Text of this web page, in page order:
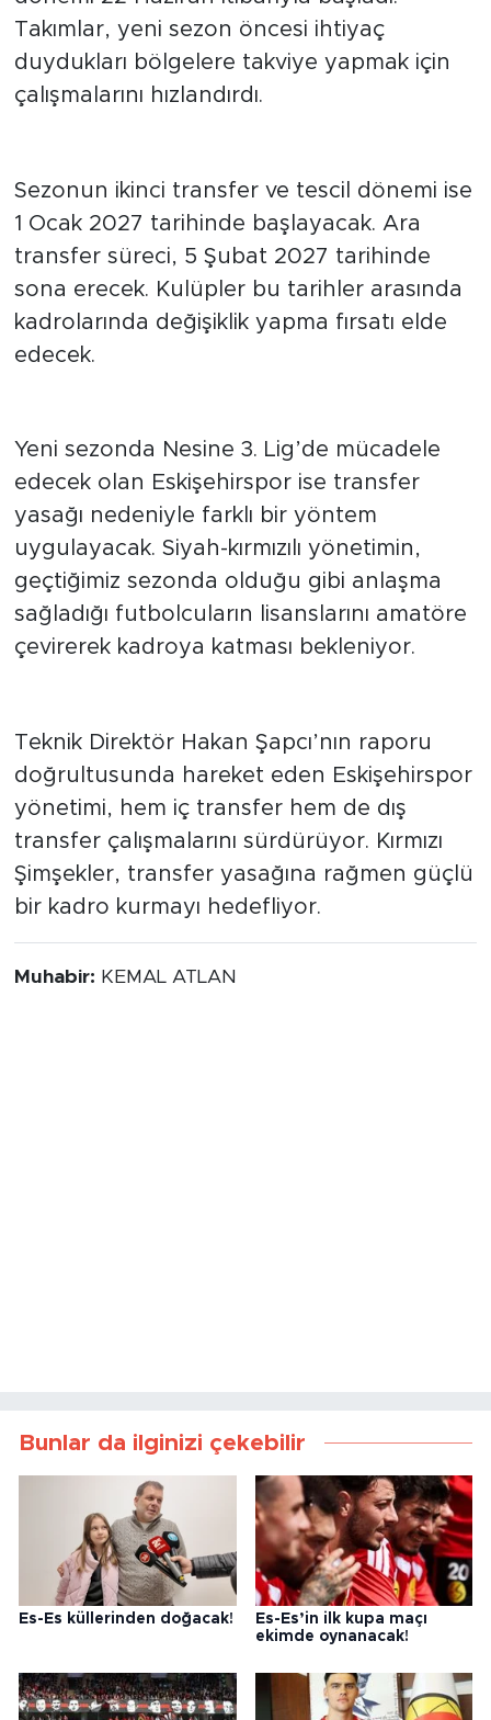
dönemi 22 Haziran itibarıyla başladı.
Takımlar, yeni sezon öncesi ihtiyaç
duydukları bölgelere takviye yapmak için
Ara transfer ocak ayında
açılacak
Sezonun ikinci transfer ve tescil dönemi ise
1 Ocak 2027 tarihinde başlayacak. Ara
transfer süreci, 5 Şubat 2027 tarihinde
sona erecek. Kulüpler bu tarihler arasında
Eskişehirspor farklı yol izleyecek
Yeni sezonda Nesine 3. Lig’de mücadele
edecek olan Eskişehirspor ise transfer
yasağı nedeniyle farklı bir yöntem
uygulayacak. Siyah-kırmızılı yönetimin,
geçtiğimiz sezonda olduğu gibi anlaşma
Çalışmalar sürüyor
Teknik Direktör Hakan Şapcı’nın raporu
doğrultusunda hareket eden Eskişehirspor
yönetimi, hem iç transfer hem de dış
transfer çalışmalarını sürdürüyor. Kırmızı
Şimşekler, transfer yasağına rağmen güçlü
bir kadro kurmayı hedefliyor.
Bunlar da ilginizi çekebilir
Es-Es küllerinden doğacak!
Es-Es’in ilk kupa maçı
ekimde oynanacak!